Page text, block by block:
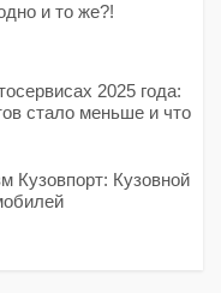
и то же?!
2025 года:
стало меньше и что
Кузовпорт: Кузовной